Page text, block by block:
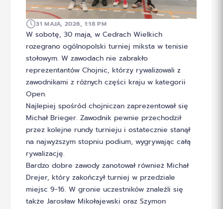
31 MAJA, 2026, 1:18 PM
W sobotę, 30 maja, w Cedrach Wielkich
rozegrano ogólnopolski turniej miksta w tenisie
stołowym. W zawodach nie zabrakło
reprezentantów Chojnic, którzy rywalizowali z
zawodnikami z różnych części kraju w kategorii
Open.
Najlepiej spośród chojniczan zaprezentował się
Michał Brieger. Zawodnik pewnie przechodził
przez kolejne rundy turnieju i ostatecznie stanął
na najwyższym stopniu podium, wygrywając całą
rywalizację.
Bardzo dobre zawody zanotował również Michał
Drejer, który zakończył turniej w przedziale
miejsc 9-16. W gronie uczestników znaleźli się
także Jarosław Mikołajewski oraz Szymon